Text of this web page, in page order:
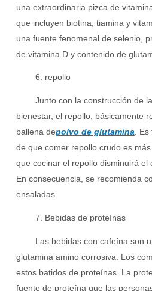
una extraordinaria pizca de
que incluyen biotina, tiamina y
una fuente fenomenal de selenio,
de vitamina D y contenido de
6. repollo
Junto con la construcción de
bienestar, el repollo, básicamente
ballena depolvo de glutamina .
de que comer repollo crudo es
que cocinar el repollo disminuirá el
En consecuencia, se recomienda
ensaladas.
7. Bebidas de proteínas
Las bebidas con cafeína son
glutamina amino corrosiva. Los
estos batidos de proteínas. La
fuente de proteína que las